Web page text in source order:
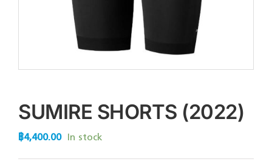
SUMIRE SHORTS (2022)
฿4,400.00 In stock